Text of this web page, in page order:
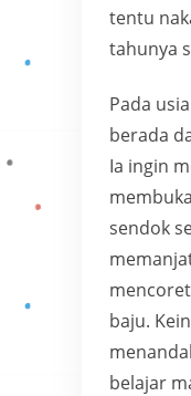
tentu
tahunya
Pada
berada
Ia ingin
sendok
baju.
belajar